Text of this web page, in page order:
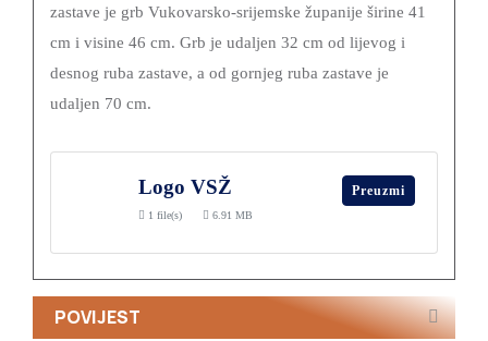
zastave je grb Vukovarsko-srijemske županije širine 41
cm i visine 46 cm. Grb je udaljen 32 cm od lijevog i
desnog ruba zastave, a od gornjeg ruba zastave je
udaljen 70 cm.
Logo VSŽ
1 file(s) 6.91 MB
Preuzmi
POVIJEST